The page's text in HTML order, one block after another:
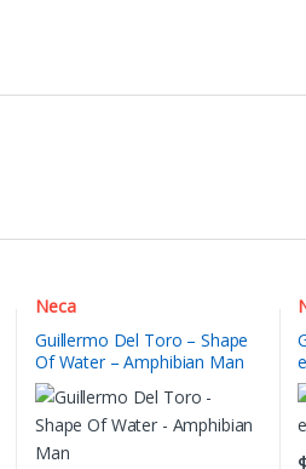
Neca
Guillermo Del Toro – Shape
Of Water – Amphibian Man